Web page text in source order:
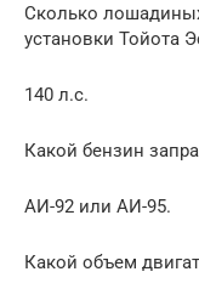
Сколько
установки Тойота
140 л.с.
Какой бензин
АИ-92 или АИ-95.
Какой объем